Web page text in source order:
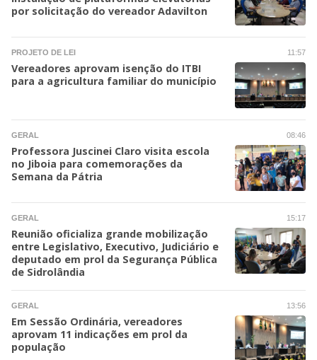
por solicitação do vereador Adavilton
11:57
PROJETO DE LEI
Vereadores aprovam isenção do ITBI
para a agricultura familiar do município
08:46
GERAL
Professora Juscinei Claro visita escola
no Jiboia para comemorações da
Semana da Pátria
15:17
GERAL
Reunião oficializa grande mobilização
entre Legislativo, Executivo, Judiciário e
deputado em prol da Segurança Pública
de Sidrolândia
13:56
GERAL
Em Sessão Ordinária, vereadores
aprovam 11 indicações em prol da
população